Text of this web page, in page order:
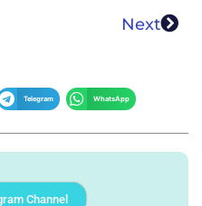
Next
Telegram WhatsApp
Channel